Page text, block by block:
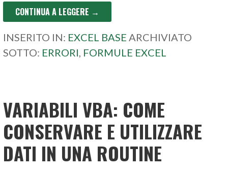
CONTINUA A LEGGERE →
INSERITO IN: EXCEL BASE ARCHIVIATO
SOTTO: ERRORI FORMULE EXCEL
VARIABILI VBA: COME
CONSERVARE E UTILIZZARE
DATI IN UNA ROUTINE